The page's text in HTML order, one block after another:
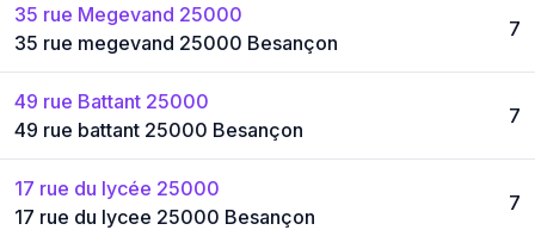
35 rue Megevand 25000
35 rue megevand 25000 Besançon
7
49 rue Battant 25000
49 rue battant 25000 Besançon
7
17 rue du lycée 25000
17 rue du lycee 25000 Besançon
7